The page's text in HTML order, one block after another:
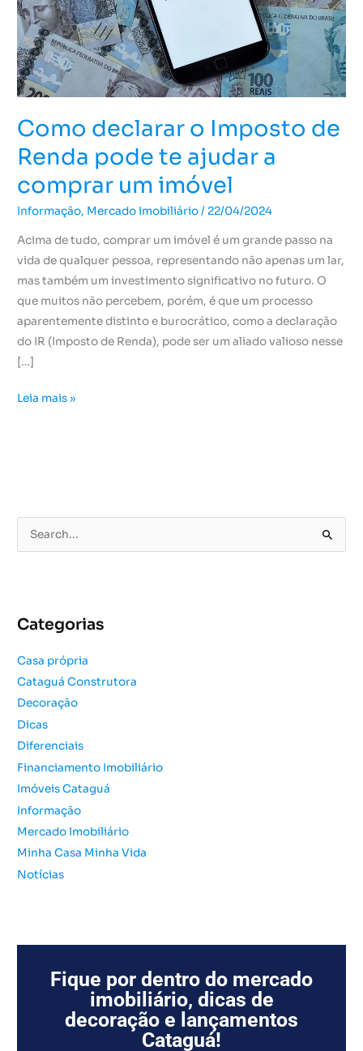
Como declarar o Imposto de
Renda pode te ajudar a
comprar um imóvel
Informação, Mercado Imobiliário/ 22/04/2024
Acima de tudo, comprar um imóvel é um grande passo na
vida de qualquer pessoa, representando não apenas um lar,
mas também um investimento significativo no futuro. O
que muitos não percebem, porém, é que um processo
aparentemente distinto e burocrático, como a declaração
do IR (Imposto de Renda), pode ser um aliado valioso nesse
[…]
ajudar
a
comprar
um
Leia mais »
e
i
a
r
p
o
r
Categorias
Casa própria
Cataguá Construtora
Decoração
Dicas
Diferenciais
Financiamento Imobiliário
Imóveis Cataguá
Informação
Mercado Imobiliário
Minha Casa Minha Vida
Notícias
Fique por dentro do mercado
imobiliário, dicas de
decoração e lançamentos
Cataguá!